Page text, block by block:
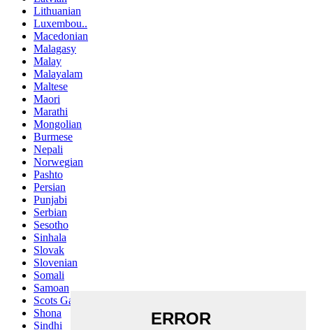
Lithuanian
Luxembou..
Macedonian
Malagasy
Malay
Malayalam
Maltese
Maori
Marathi
Mongolian
Burmese
Nepali
Norwegian
Pashto
Persian
Punjabi
Serbian
Sesotho
Sinhala
Slovak
Slovenian
Somali
Samoan
Scots Gaelic
Shona
Sindhi